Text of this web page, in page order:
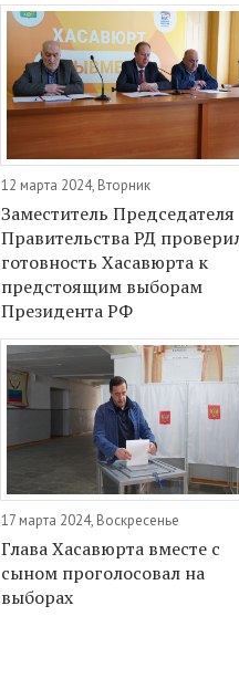
12 марта 2024, Вторник
Заместитель Председателя
Правительства РД
готовность Хасавюрта к
предстоящим выборам
Президента РФ
17 марта 2024, Воскресенье
Глава Хасавюрта вместе с
сыном проголосовал на
выборах